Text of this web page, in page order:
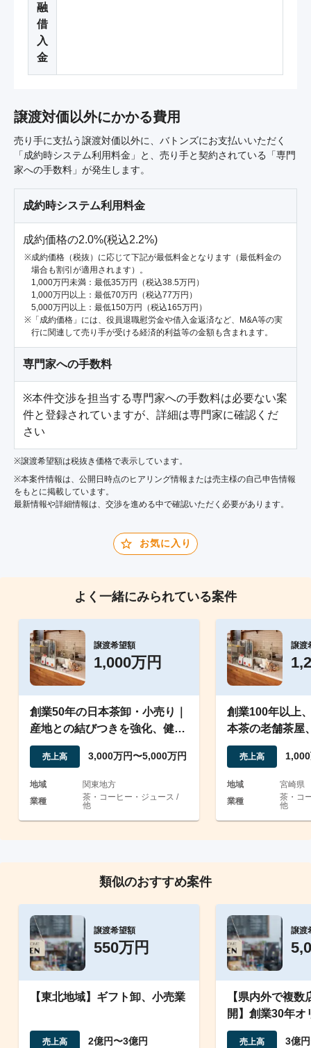
融
借
入
金
譲渡対価以外にかかる費用
売り手に支払う譲渡対価以外に、バトンズにお支払いいただく
「成約時システム利用料金」と、売り手と契約されている「専門
家への手数料」が発生します。
成約時システム利用料金
成約価格の2.0%(税込2.2%)
成約価格（税抜）に応じて下記が最低料金となります（最低料金の
場合も割引が適用されます）。
1,000万円未満：最低35万円（税込38.5万円）
1,000万円以上：最低70万円（税込77万円）
5,000万円以上：最低150万円（税込165万円）
「成約価格」には、役員退職慰労金や借入金返済など、M&A等の実
行に関連して売り手が受ける経済的利益等の金額も含まれます。
専門家への手数料
※本件交渉を担当する専門家への手数料は必要ない案
件と登録されていますが、詳細は専門家に確認くだ
さい
※譲渡希望額は税抜き価格で表示しています。
※本案件情報は、公開日時点のヒアリング情報または売主様の自己申告情報
をもとに掲載しています。
最新情報や詳細情報は、交渉を進める中で確認いただく必要があります。
お気に入り
よく一緒にみられている案件
譲渡希望額
1,000万円
創業50年の日本茶卸・小売り｜
産地との結びつきを強化、健康
志向に対応した商品造り
売上高 3,000万円〜5,000万円
地域
関東地方
業種
茶・コーヒー・ジュース /
他
譲渡
創業100年以上
本茶の老舗茶屋
技術
売上高
地域
宮崎県
業種
茶・コ
他
類似のおすすめ案件
譲渡希望額
550万円
【東北地域】ギフト卸、小売業
売上高 2億円〜3億円
譲渡
【県内外で複
開】創業30年オ
取扱う小売店
売上高 3億